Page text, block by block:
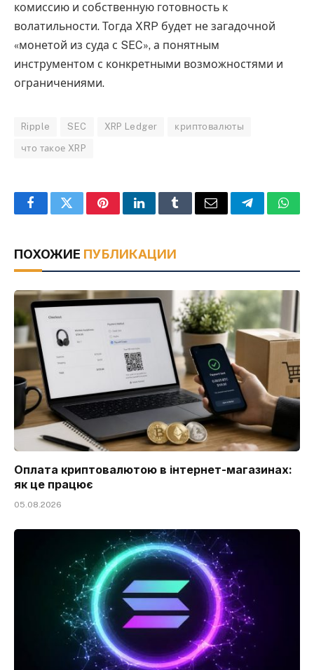
комиссию и собственную готовность к
волатильности. Тогда XRP будет не загадочной
«монетой из суда с SEC», а понятным
инструментом с конкретными возможностями и
ограничениями.
Ripple SEC XRP Ledger криптовалюты
что такое XRP
FacebookTwitterPinterestLinkedInTumblrEmail Telegram
ПОХОЖИЕ ПУБЛИКАЦИИ
Оплата криптовалютою в інтернет-магазинах:
як це працює
05.08.2026